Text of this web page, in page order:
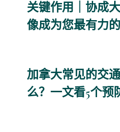
关键作用｜协成
像成为您最有力
加拿大常见的交
么？一文看5个预